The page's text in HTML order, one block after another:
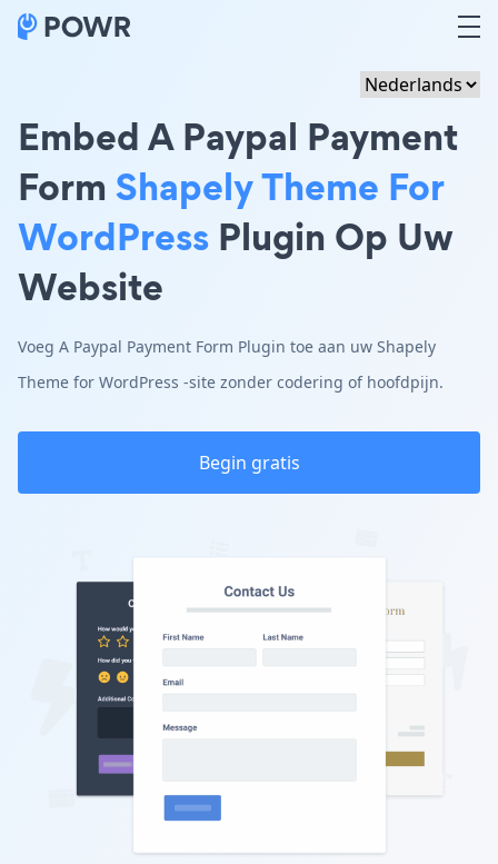
Embed A Paypal Payment
Form Shapely Theme For
WordPress Plugin Op Uw
Website
Voeg A Paypal Payment Form Plugin toe aan uw Shapely
Theme for WordPress -site zonder codering of hoofdpijn.
Begin gratis